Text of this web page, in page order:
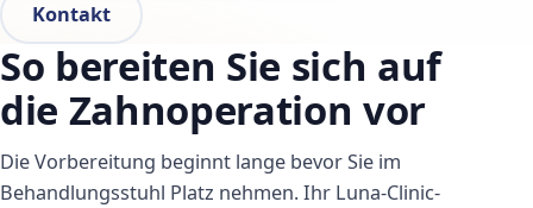
Kontakt
So bereiten Sie sich auf
die Zahnoperation vor
Die Vorbereitung beginnt lange bevor Sie im
Behandlungsstuhl Platz nehmen. Ihr Luna-Clinic-